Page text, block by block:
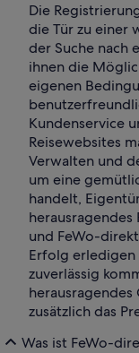
Die
die Tür zu einer
der Suche nach
ihnen die
eigenen
Kundenservice
Reisewebsites
Verwalten und
um eine
handelt,
herausragendes
und FeWo-
Erfolg erledigen
zuverlässig
zusätzlich das
Was ist FeWo-